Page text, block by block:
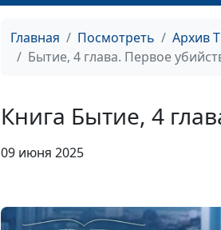
Главная Посмотреть
Архив
Бытие, 4 глава. Первое
Книга Бытие, 4
09 июня 2025